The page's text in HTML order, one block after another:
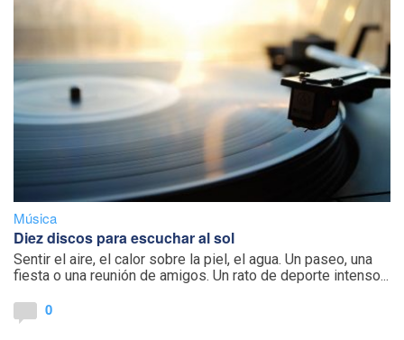
Música
Diez discos para escuchar al sol
Sentir el aire, el calor sobre la piel, el agua. Un paseo, una
fiesta o una reunión de amigos. Un rato de deporte intenso...
0